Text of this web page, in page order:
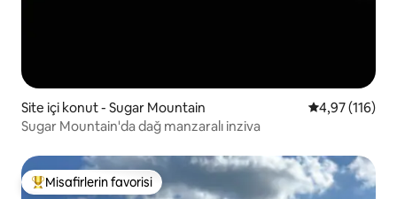
Site içi konut - Sugar Mountain 5 üzerinden
4,97 (116)
Sugar Mountain'da dağ manzaralı inziva
Misafirlerin favorilerinden en beğenilenler arasında
Misafirlerin favorisi